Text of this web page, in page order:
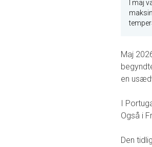
I maj
Maj
en
I
Også i
Den